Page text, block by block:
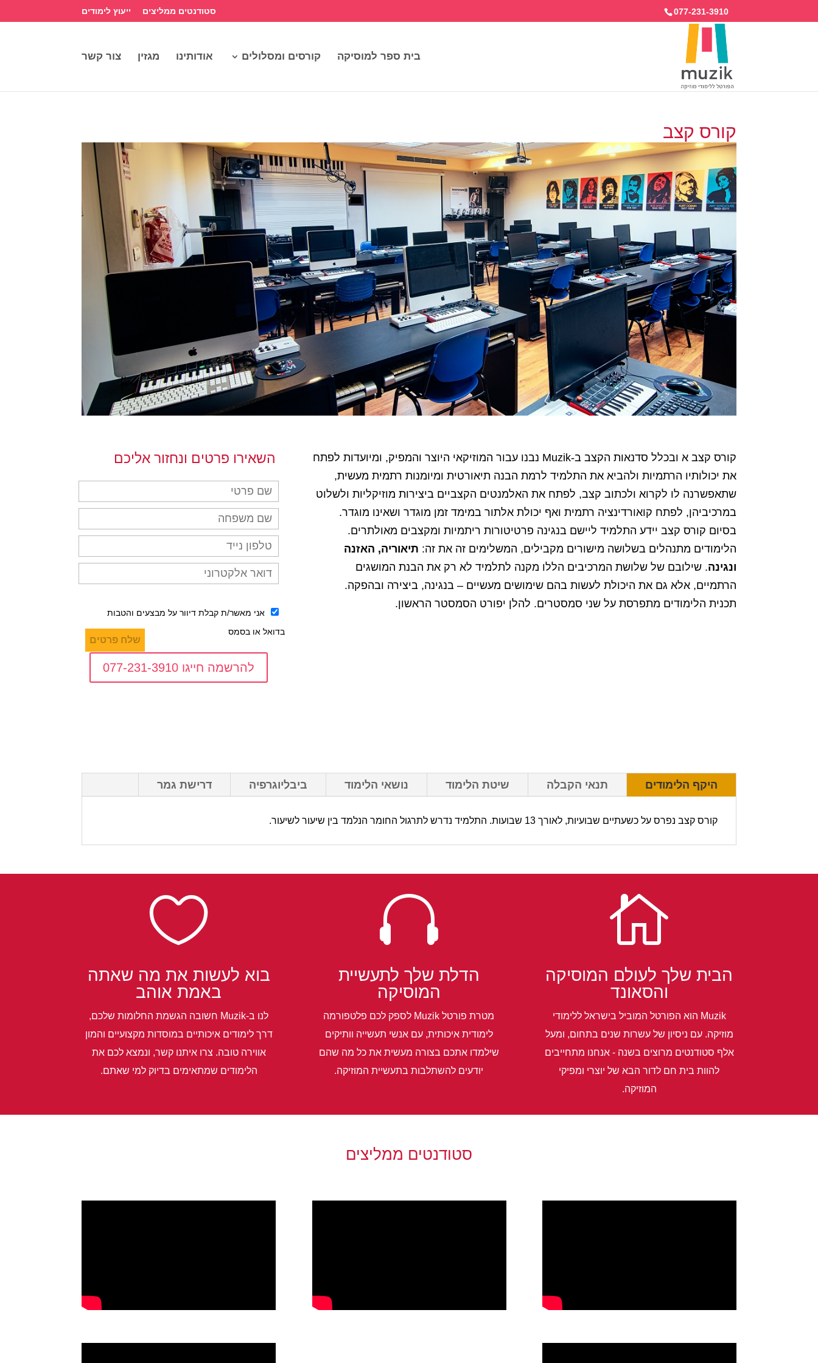
077-231-3910 סטודנטים ממליצים ייעוץ לימודים
בית ספר למוסיקה קורסים ומסלולים אודותינו מגזין צור קשר
קורס קצב
השאירו פרטים ונחזור אליכם
אני מאשר/ת קבלת דיוור על מבצעים והטבות
בדואל או בסמס
להרשמה חייגו 077-231-3910
קורס קצב א ובכלל סדנאות הקצב ב-Muzik נבנו עבור המוזיקאי היוצר והמפיק, ומיועדות לפתח
את יכולותיו הרתמיות ולהביא את התלמיד לרמת הבנה תיאורטית ומיומנות רתמית מעשית,
שתאפשרנה לו לקרוא ולכתוב קצב, לפתח את האלמנטים הקצביים ביצירות מוזיקליות ולשלוט
במרכיביהן, לפתח קואורדינציה רתמית ואף יכולת אלתור במימד זמן מוגדר ושאינו מוגדר.
בסיום קורס קצב יידע התלמיד ליישם בנגינה פרטיטורות ריתמיות ומקצבים מאולתרים.
הלימודים מתנהלים בשלושה מישורים מקבילים, המשלימים זה את זה: תיאוריה, האזנה
ונגינה. שילובם של שלושת המרכיבים הללו מקנה לתלמיד לא רק את הבנת המושגים
הרתמיים, אלא גם את היכולת לעשות בהם שימושים מעשיים – בנגינה, ביצירה ובהפקה.
תכנית הלימודים מתפרסת על שני סמסטרים. להלן יפורט הסמסטר הראשון.
היקף הלימודים תנאי הקבלה שיטת הלימוד נושאי הלימוד ביבליוגרפיה דרישת גמר
קורס קצב נפרס על כשעתיים שבועיות, לאורך 13 שבועות. התלמיד נדרש לתרגול החומר הנלמד בין שיעור לשיעור.

בוא לעשות את מה שאתה
באמת אוהב
לנו ב-Muzik חשובה הגשמת החלומות שלכם,
דרך לימודים איכותיים במוסדות מקצועיים והמון
אווירה טובה. צרו איתנו קשר, ונמצא לכם את
הלימודים שמתאימים בדיוק למי שאתם.

הדלת שלך לתעשיית
המוסיקה
מטרת פורטל Muzik לספק לכם פלטפורמה
לימודית איכותית, עם אנשי תעשייה וותיקים
שילמדו אתכם בצורה מעשית את כל מה שהם
יודעים להשתלבות בתעשיית המוזיקה.

הבית שלך לעולם המוסיקה
והסאונד
Muzik הוא הפורטל המוביל בישראל ללימודי
מוזיקה. עם ניסיון של עשרות שנים בתחום, ומעל
אלף סטודנטים מרוצים בשנה - אנחנו מתחייבים
להוות בית חם לדור הבא של יוצרי ומפיקי
המוזיקה.
סטודנטים ממליצים